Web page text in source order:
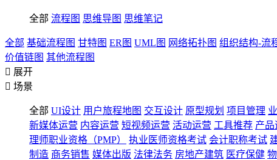
全部 流程图 思维导图 思维笔记
全部 基础流程图 甘特图 ER图 UML图 网络拓扑图 组织结构-流
价值链图 其他流程图
 展开
 场景
全部 UI设计 用户旅程地图 交互设计 原型规划 项目管理
新媒体运营 内容运营 短视频运营 活动运营 工具推荐 产品
理师职业资格（PMP）
执业医师资格考试 会计职称考试
制造 商务销售 媒体出版 法律法务 房地产建筑 医疗保健